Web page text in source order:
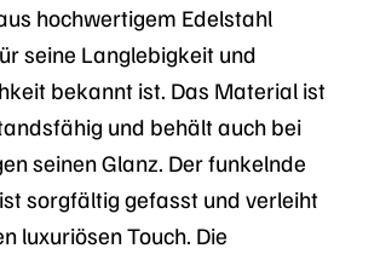
hochwertigem Edelstahl
seine Langlebigkeit und
bekannt ist. Das Material ist
und behält auch bei
seinen Glanz. Der funkelnde
sorgfältig gefasst und verleiht
luxuriösen Touch. Die